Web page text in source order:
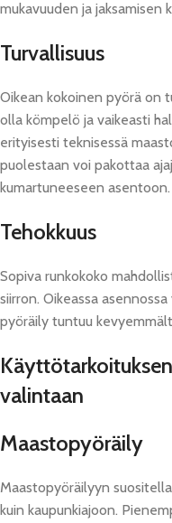
mukavuuden ja jaksamisen
Turvallisuus
Oikean kokoinen pyörä on
olla kömpelö ja vaikeasti
erityisesti teknisessä
puolestaan voi pakottaa
kumartuneeseen asentoon.
Tehokkuus
Sopiva runkokoko
siirron. Oikeassa
pyöräily tuntuu
valintaan
Maastopyöräily
Maastopyöräilyyn
kuin kaupunkiajoon.